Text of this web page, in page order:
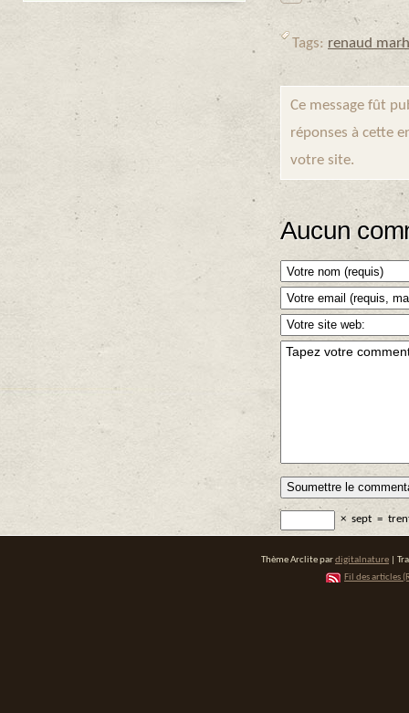
Tags: renaud
Ce message fût
réponses à cette
votre site.
Aucun
× sept =
Thème Arclite pardigitalnature |
Fil des articles